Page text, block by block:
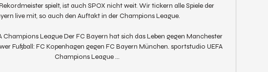
spielt, ist auch SPOX nicht weit. Wir tickern alle Spiele der
live mit, so auch den Auftakt in der Champions League.
Champions League Der FC Bayern hat sich das Leben gegen Manchester
Fußball: FC Kopenhagen gegen FC Bayern München. sportstudio UEFA
Champions League ...